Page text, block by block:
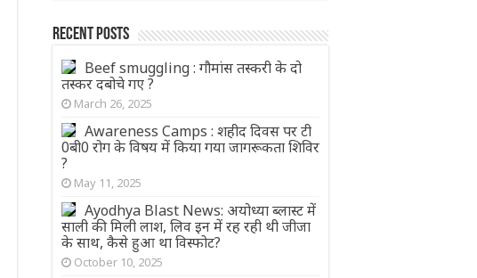
Recent Posts
Beef smuggling : गौमांस तस्करी के दो
तस्कर दबोचे गए ?
March 26, 2025
Awareness Camps : शहीद दिवस पर टी
0बी0 रोग के विषय में किया गया जागरूकता शिविर
?
May 11, 2025
Ayodhya Blast News: अयोध्या ब्लास्ट में
साली की मिली लाश, लिव इन में रह रही थी जीजा
के साथ, कैसे हुआ था विस्फोट?
October 10, 2025